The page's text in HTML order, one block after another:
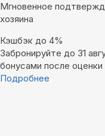
Мгновенное
хозяина
Кэшбэк до 4%
Забронируйте до 31
бонусами после
Подробнее